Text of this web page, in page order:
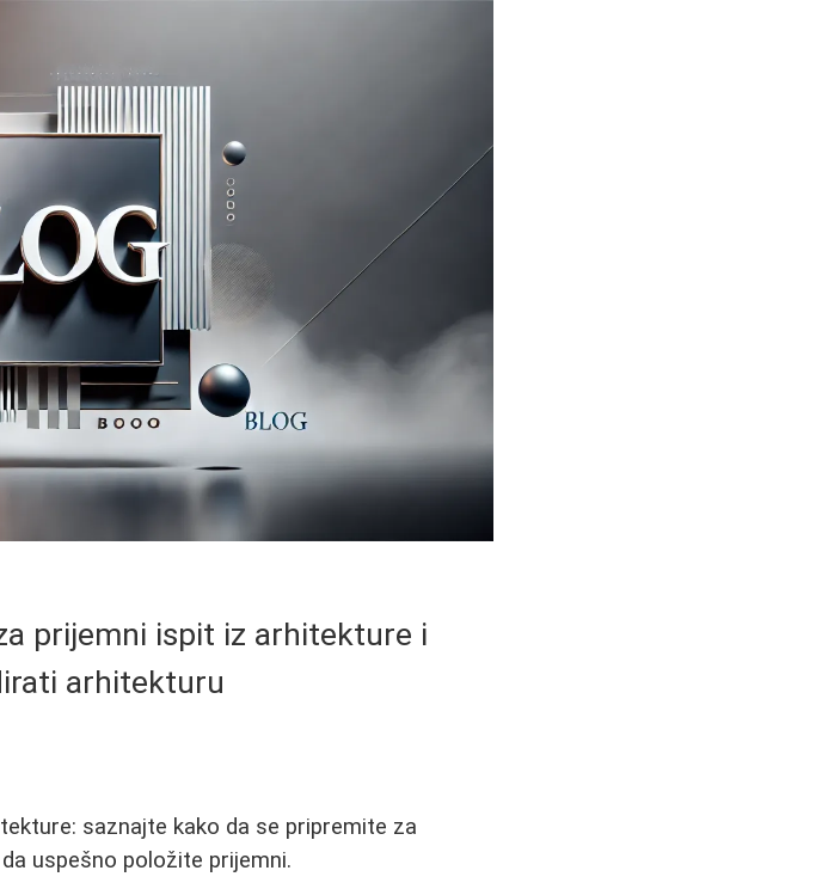
prijemni ispit iz arhitekture i
arhitekturu
saznajte kako da se pripremite za
uspešno položite prijemni.